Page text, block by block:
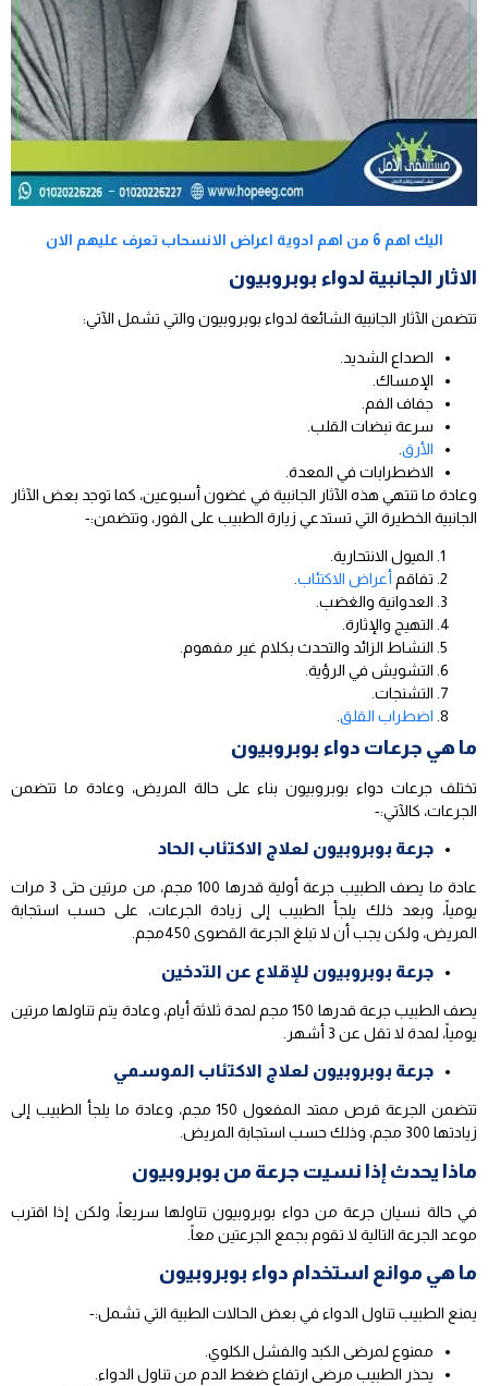
اليك اهم 6 من اهم ادوية اعراض الانسحاب تعرف عليهم الان
الاثار الجانبية لدواء بوبروبيون
تتضمن الآثار الجانبية الشائعة لدواء بوبروبيون والتي تشمل الآتي:
الصداع الشديد.
الإمساك.
جفاف الفم.
سرعة نبضات القلب.
الأرق
الاضطرابات في المعدة.
وعادة ما تنتهي هذه الآثار الجانبية في غضون أسبوعين، كما توجد بعض الآثار
الجانبية الخطيرة التي تستدعي زيارة الطبيب على الفور، وتتضمن:-
الميول الانتحارية.
تفاقم أعراض الاكتئاب
العدوانية والغضب.
التهيج والإثارة.
النشاط الزائد والتحدث بكلام غير مفهوم.
التشويش في الرؤية.
التشنجات.
اضطراب القلق
ما هي جرعات دواء بوبروبيون
تختلف جرعات دواء بوبروبيون بناء على حالة المريض، وعادة ما تتضمن
الجرعات، كالآتي:-
جرعة بوبروبيون لعلاج الاكتئاب الحاد
عادة ما يصف الطبيب جرعة أولية قدرها 100 مجم، من مرتين حتى 3 مرات
يومياً، وبعد ذلك يلجأ الطبيب إلى زيادة الجرعات، على حسب استجابة
المريض، ولكن يجب أن لا تبلغ الجرعة القصوى 450مجم.
جرعة بوبروبيون للإقلاع عن التدخين
يصف الطبيب جرعة قدرها 150 مجم لمدة ثلاثة أيام، وعادة يتم تناولها مرتين
يومياً، لمدة لا تقل عن 3 أشهر.
جرعة بوبروبيون لعلاج الاكتئاب الموسمي
تتضمن الجرعة قرص ممتد المفعول 150 مجم، وعادة ما يلجأ الطبيب إلى
زيادتها 300 مجم، وذلك حسب استجابة المريض.
ماذا يحدث إذا نسيت جرعة من بوبروبيون
في حالة نسيان جرعة من دواء بوبروبيون تناولها سريعاً، ولكن إذا اقترب
موعد الجرعة التالية لا تقوم بجمع الجرعتين معاً.
ما هي موانع استخدام دواء بوبروبيون
يمنع الطبيب تناول الدواء في بعض الحالات الطبية التي تشمل:-
ممنوع لمرضى الكبد والفشل الكلوي.
يحذر الطبيب مرضى ارتفاع ضغط الدم من تناول الدواء.